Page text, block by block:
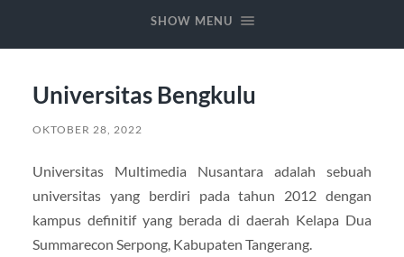
SHOW MENU
Universitas Bengkulu
OKTOBER 28, 2022
Universitas Multimedia Nusantara adalah sebuah
universitas yang berdiri pada tahun 2012 dengan
kampus definitif yang berada di daerah Kelapa Dua
Summarecon Serpong, Kabupaten Tangerang.